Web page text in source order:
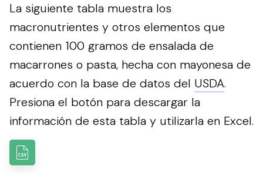
La siguiente tabla muestra los
macronutrientes y otros elementos que
contienen 100 gramos de ensalada de
macarrones o pasta, hecha con mayonesa de
acuerdo con la base de datos del USDA.
Presiona el botón para descargar la
información de esta tabla y utilizarla en Excel.